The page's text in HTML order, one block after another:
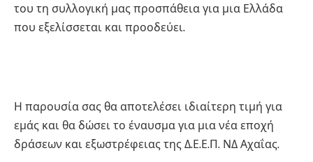
του τη συλλογική μας προσπάθεια για μια Ελλάδα
που εξελίσσεται και προοδεύει.
Η παρουσία σας θα αποτελέσει ιδιαίτερη τιμή για
εμάς και θα δώσει το έναυσμα για μια νέα εποχή
δράσεων και εξωστρέφειας της Δ.Ε.Ε.Π. ΝΔ Αχαΐας.